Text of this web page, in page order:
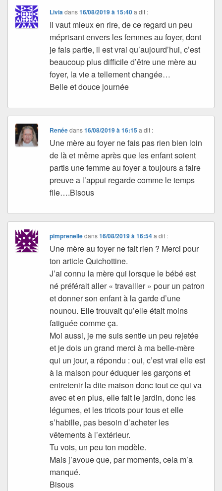
Liviadans16/08/2019 à 15:40 a dit :
Il vaut mieux en rire, de ce regard un peu
méprisant envers les femmes au foyer, dont
je fais partie, il est vrai qu’aujourd’hui, c’est
beaucoup plus difficile d’être une mère au
foyer, la vie a tellement changée…
Belle et douce journée
Renéedans16/08/2019 à 16:15 a dit :
Une mère au foyer ne fais pas rien bien loin
de là et même après que les enfant soient
partis une femme au foyer a toujours a faire
preuve a l’appui regarde comme le temps
file….Bisous
pimprenelledans16/08/2019 à 16:54 a dit :
Une mère au foyer ne fait rien ? Merci pour
ton article Quichottine.
J’ai connu la mère qui lorsque le bébé est
né préférait aller « travailler » pour un patron
et donner son enfant à la garde d’une
nounou. Elle trouvait qu’elle était moins
fatiguée comme ça.
Moi aussi, je me suis sentie un peu rejetée
et je dois un grand merci à ma belle-mère
qui un jour, a répondu : oui, c’est vrai elle est
à la maison pour éduquer les garçons et
entretenir la dite maison donc tout ce qui va
avec et en plus, elle fait le jardin, donc les
légumes, et les tricots pour tous et elle
s’habille, pas besoin d’acheter les
vêtements à l’extérieur.
Tu vois, un peu ton modèle.
Mais j’avoue que, par moments, cela m’a
manqué.
Bisous